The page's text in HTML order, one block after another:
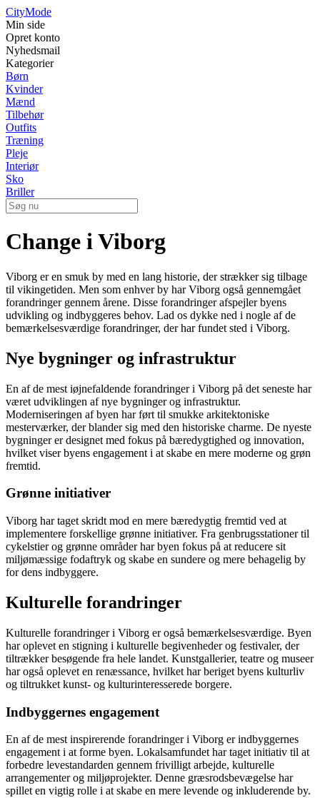
CityMode
Min side
Opret konto
Nyhedsmail
Kategorier
Børn
Kvinder
Mænd
Tilbehør
Outfits
Træning
Pleje
Interiør
Sko
Briller
Change i Viborg
Viborg er en smuk by med en lang historie, der strækker sig tilbage
til vikingetiden. Men som enhver by har Viborg også gennemgået
forandringer gennem årene. Disse forandringer afspejler byens
udvikling og indbyggeres behov. Lad os dykke ned i nogle af de
bemærkelsesværdige forandringer, der har fundet sted i Viborg.
Nye bygninger og infrastruktur
En af de mest iøjnefaldende forandringer i Viborg på det seneste har
været udviklingen af nye bygninger og infrastruktur.
Moderniseringen af byen har ført til smukke arkitektoniske
mesterværker, der blander sig med den historiske charme. De nyeste
bygninger er designet med fokus på bæredygtighed og innovation,
hvilket viser byens engagement i at skabe en mere moderne og grøn
fremtid.
Grønne initiativer
Viborg har taget skridt mod en mere bæredygtig fremtid ved at
implementere forskellige grønne initiativer. Fra genbrugsstationer til
cykelstier og grønne områder har byen fokus på at reducere sit
miljømæssige fodaftryk og skabe en sundere og mere behagelig by
for dens indbyggere.
Kulturelle forandringer
Kulturelle forandringer i Viborg er også bemærkelsesværdige. Byen
har oplevet en stigning i kulturelle begivenheder og festivaler, der
tiltrækker besøgende fra hele landet. Kunstgallerier, teatre og museer
har også oplevet en renæssance, hvilket har beriget byens kulturliv
og tiltrukket kunst- og kulturinteresserede borgere.
Indbyggernes engagement
En af de mest inspirerende forandringer i Viborg er indbyggernes
engagement i at forme byen. Lokalsamfundet har taget initiativ til at
forbedre levestandarden gennem frivilligt arbejde, kulturelle
arrangementer og miljøprojekter. Denne græsrodsbevægelse har
spillet en vigtig rolle i at skabe en mere levende og inkluderende by.